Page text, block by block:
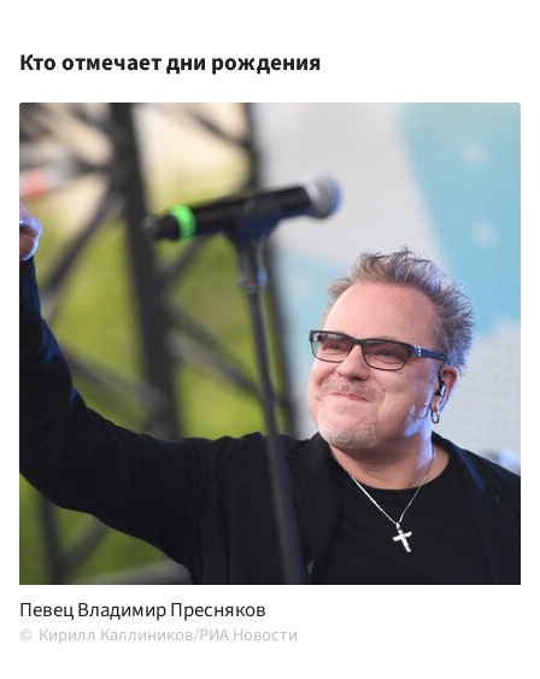
Кто отмечает дни рождения
Певец Владимир Пресняков
Кирилл Каллиников/РИА Новости